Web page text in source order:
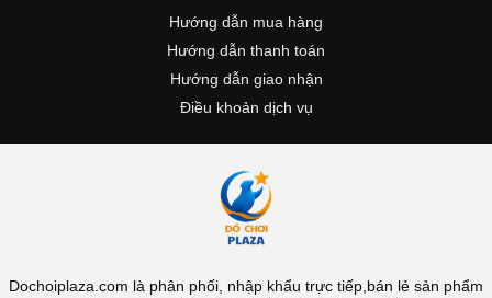
Hướng dẫn mua hàng
Hướng dẫn thanh toán
Hướng dẫn giao nhận
Điều khoản dịch vụ
Dochoiplaza.com là phân phối, nhập khẩu trực tiếp,bán lẻ sản phẩm